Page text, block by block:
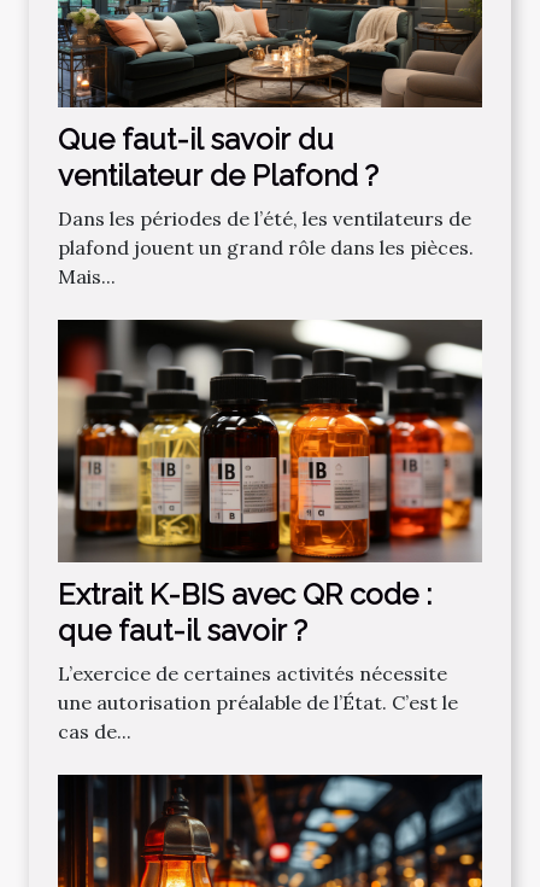
Que faut-il savoir du
ventilateur de Plafond ?
Dans les périodes de l’été, les ventilateurs de
plafond jouent un grand rôle dans les pièces.
Mais...
Extrait K-BIS avec QR code :
que faut-il savoir ?
L’exercice de certaines activités nécessite
une autorisation préalable de l’État. C’est le
cas de...